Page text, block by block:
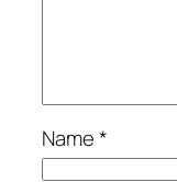
Name*